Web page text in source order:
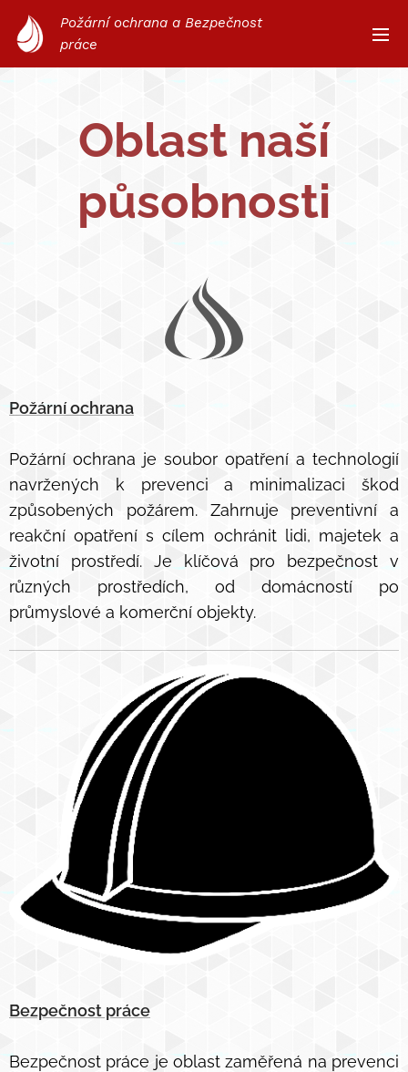
Požární ochrana a Bezpečnost
práce
Oblast naší
působnosti
Požární ochrana
Požární ochrana je soubor opatření a technologií
navržených k prevenci a minimalizaci škod
způsobených požárem. Zahrnuje preventivní a
reakční opatření s cílem ochránit lidi, majetek a
životní prostředí. Je klíčová pro bezpečnost v
různých prostředích, od domácností po
průmyslové a komerční objekty.
Bezpečnost práce
Bezpečnost práce je oblast zaměřená na prevenci